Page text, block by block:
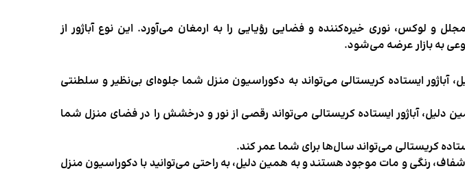
و لوکس، نوری خیره‌کننده و فضایی رؤیایی را به ارمغان می‌آورد. این نوع آباژور از
به بازار عرضه می‌شود.
ایستاده کریستالی می‌تواند به دکوراسیون منزل شما جلوه‌ای بی‌نظیر و سلطنتی
دلیل، آباژور ایستاده کریستالی می‌تواند رقصی از نور و درخشش را در فضای منزل شما
کریستالی می‌تواند سال‌ها برای شما عمر کند.
رنگی و مات موجود هستند و به همین دلیل، به راحتی می‌توانید با دکوراسیون منزل